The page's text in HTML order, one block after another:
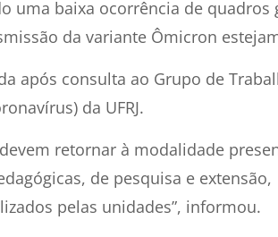
uma baixa ocorrência de quadros
da variante Ômicron
após consulta ao Grupo de
da UFRJ.
retornar à modalidade
de pesquisa e extensão,
pelas unidades”, informou.